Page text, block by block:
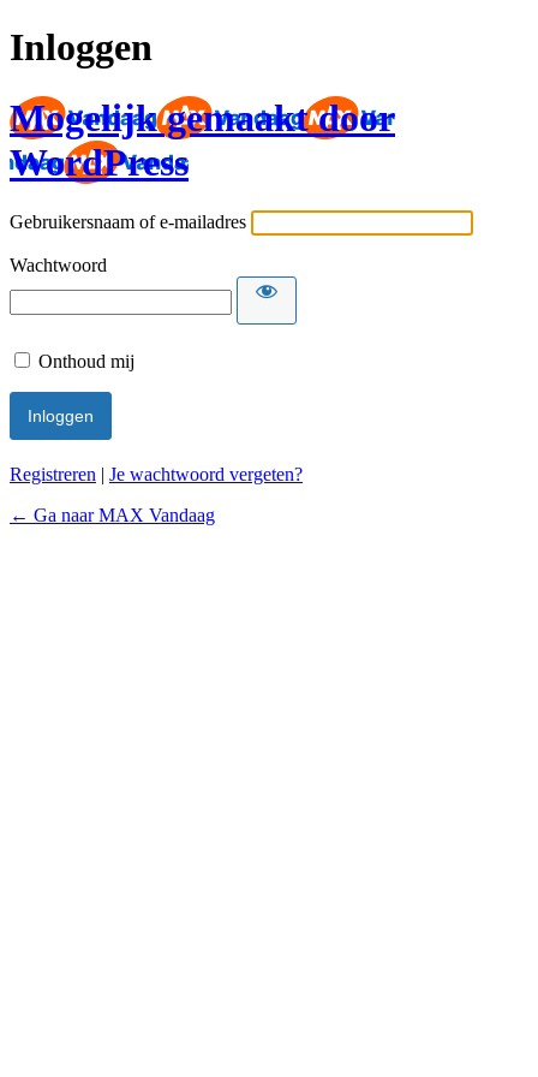
Inloggen
Mogelijk gemaakt door
WordPress
Gebruikersnaam of e-mailadres
Wachtwoord
Onthoud mij
Registreren | Je wachtwoord vergeten?
← Ga naar MAX Vandaag